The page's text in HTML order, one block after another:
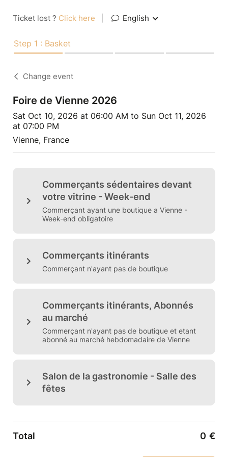
Ticket lost ? Click here English
Step 1 : Basket
Change event
Foire de Vienne 2026
Sat Oct 10, 2026 at 06:00 AM to Sun Oct 11, 2026
at 07:00 PM
Vienne, France
Commerçants sédentaires devant
votre vitrine - Week-end
Commerçant ayant une boutique a Vienne -
Week-end obligatoire
Commerçants itinérants
Commerçant n'ayant pas de boutique
Commerçants itinérants, Abonnés
au marché
Commerçant n'ayant pas de boutique et etant
abonné au marché hebdomadaire de Vienne
Salon de la gastronomie - Salle des
fêtes
Total 0 €